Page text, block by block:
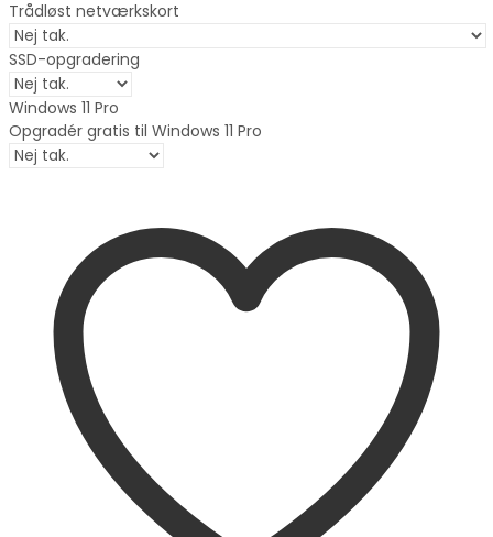
Trådløst netværkskort
SSD-opgradering
Windows 11 Pro
Opgradér gratis til Windows 11 Pro